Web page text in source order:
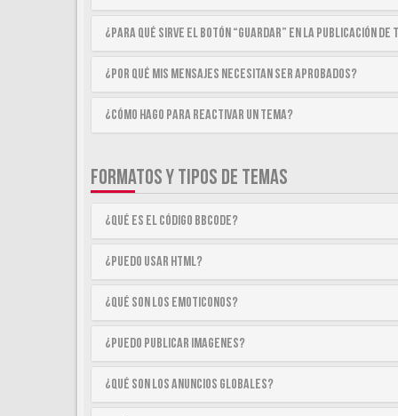
¿Para qué sirve el botón “Guardar” en la publicación de
¿Por qué mis mensajes necesitan ser aprobados?
¿Cómo hago para reactivar un tema?
FORMATOS Y TIPOS DE TEMAS
¿Qué es el código BBCode?
¿Puedo usar HTML?
¿Qué son los emoticonos?
¿Puedo publicar imagenes?
¿Qué son los anuncios globales?